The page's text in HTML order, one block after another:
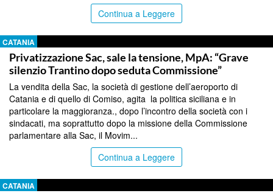
Continua a Leggere
CATANIA
Privatizzazione Sac, sale la tensione, MpA: “Grave
silenzio Trantino dopo seduta Commissione”
La vendita della Sac, la società di gestione dell’aeroporto di
Catania e di quello di Comiso, agita la politica siciliana e in
particolare la maggioranza., dopo l’incontro della società con i
sindacati, ma soprattutto dopo la missione della Commissione
parlamentare alla Sac, il Movim...
Continua a Leggere
CATANIA